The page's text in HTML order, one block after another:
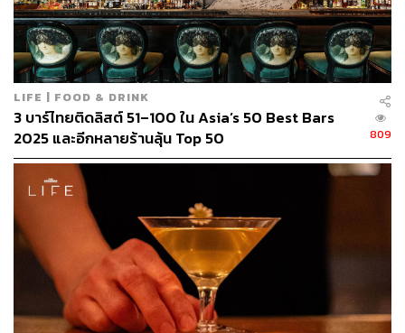
The Vibe
หากมาตามแผนที่แล้วเจอโรงแรม นั่นแปลว่าคุณมาถูกทาง
แต่อยากให้ลองเดาทางเข้าบาร์อีกสักนิดเพื่อความสนุกก่อน
เข้าร้าน
LIFE | FOOD & DRINK
3 บาร์ไทยติดลิสต์ 51–100 ใน Asia’s 50 Best Bars
2025 และอีกหลายร้านลุ้น Top 50
809